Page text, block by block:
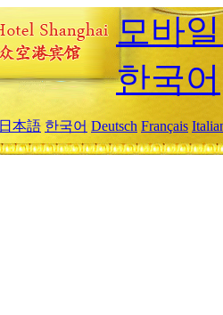
모바
한국어
日本語 한국어 Deutsch Français